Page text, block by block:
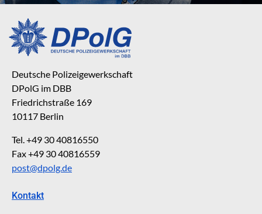
Deutsche Polizeigewerkschaft
DPolG im DBB
Friedrichstraße 169
10117 Berlin
Tel. +49 30 40816550
Fax +49 30 40816559
post@dpolg.de
Kontakt